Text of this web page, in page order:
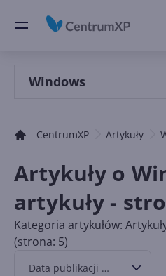
Windows
CentrumXP Artykuły
Artykuły o
artykuły -
Kategoria artykułów:
(strona: 5)
Data publikacji malejąco